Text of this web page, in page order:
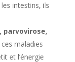
intestins, ils
parvovirose,
ces maladies
et l’énergie